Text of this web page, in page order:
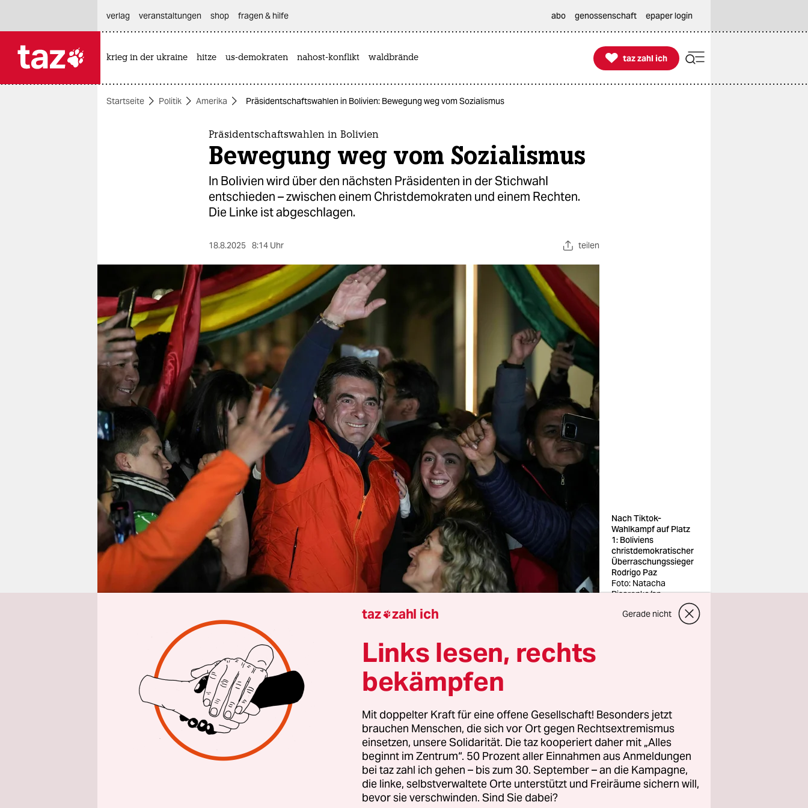
themen
nord
wahrheit
verlag
verlag
veranstaltungen
shop
fragen & hilfe
unterstützen
abo
genossenschaft
epaper login
verlag
veranstaltungen shop fragen & hilfe abo genossenschaft epaper login
krieg in der ukraine hitze us-demokraten nahost-konflikt waldbrände 
taz zahl ich
taz zahl ich
Startseite Politik Amerika Präsidentschaftswahlen in Bolivien: Bewegung weg vom Sozialismus
Präsidentschaftswahlen in Bolivien
Bewegung weg vom Sozialismus
In Bolivien wird über den nächsten Präsidenten in der Stichwahl
entschieden – zwischen einem Christdemokraten und einem Rechten.
Die Linke ist abgeschlagen.
18.8.2025 8:14 Uhr teilen
Nach Tiktok-
Wahlkampf auf Platz
1: Boliviens
christdemokratischer
Überraschungssieger
Rodrigo Paz
Foto: Natacha
Pisarenko/ap
Aus La Paz Katharina Wojczenko
„Wir müssen die Herzen öffnen, um eine Einheit zu bilden“, sagte
Rodrigo Paz bei der Feier mit seinen Anhänger*innen. „Wir müssen die
großen Mehrheiten einbeziehen, denn man muss mit Mehrheiten
regieren.“ Und: „Wenn Gott uns bittet, uns um Bolivien zu kümmern –
dann müssen wir verdammt noch einmal auf ihn hören!“
Paz ist der Überraschungssieger der bolivianischen
taz zahl ich Gerade nicht
Links lesen, rechts
bekämpfen
Mit doppelter Kraft für eine offene Gesellschaft! Besonders jetzt
brauchen Menschen, die sich vor Ort gegen Rechtsextremismus
einsetzen, unsere Solidarität. Die taz kooperiert daher mit „Alles
beginnt im Zentrum“. 50 Prozent aller Einnahmen aus Anmeldungen
bei taz zahl ich gehen – bis zum 30. September – an die Kampagne,
die linke, selbstverwaltete Orte unterstützt und Freiräume sichern will,
bevor sie verschwinden. Sind Sie dabei?